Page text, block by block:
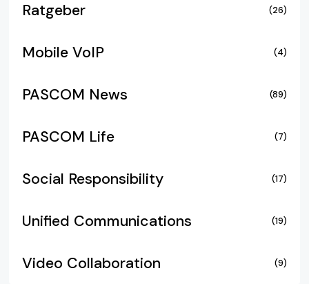
Ratgeber (26)
Mobile VoIP (4)
PASCOM News (89)
PASCOM Life (7)
Social Responsibility (17)
Unified Communications (19)
Video Collaboration (9)